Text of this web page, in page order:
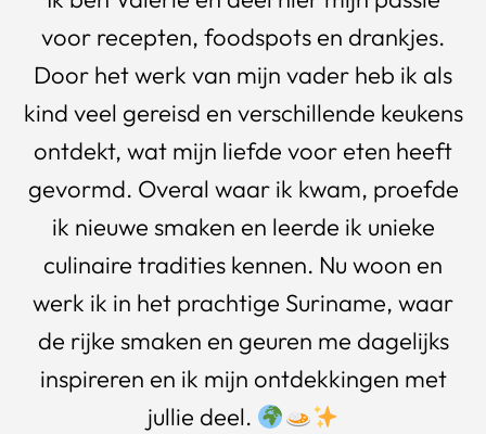
voor recepten, foodspots en drankjes.
Door het werk van mijn vader heb ik als
kind veel gereisd en verschillende keukens
ontdekt, wat mijn liefde voor eten heeft
gevormd. Overal waar ik kwam, proefde
ik nieuwe smaken en leerde ik unieke
culinaire tradities kennen. Nu woon en
werk ik in het prachtige Suriname, waar
de rijke smaken en geuren me dagelijks
inspireren en ik mijn ontdekkingen met
jullie deel.